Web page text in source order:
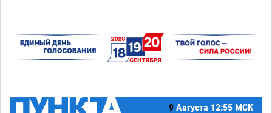
9 Августа 12:55 МСК